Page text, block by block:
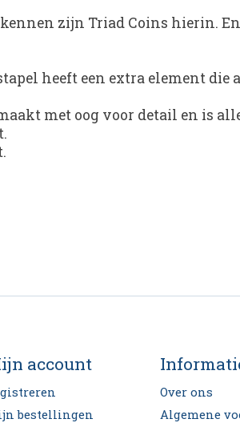
zijn Triad Coins hierin.
heeft een extra element
met oog voor detail en is
account
bestellingen
Over ons
Algemene